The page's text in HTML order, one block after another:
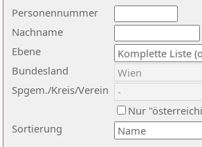
Nachname
Ebene
Sortierung
Personennummer
Bundesland
Spgem./Kreis/Verein
Nur